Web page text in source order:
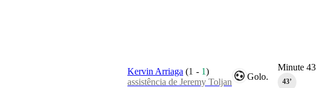
Minute 43
43‎’‎
Golo.
Kervin Arriaga (1 - 1)
assistência de Jeremy Toljan